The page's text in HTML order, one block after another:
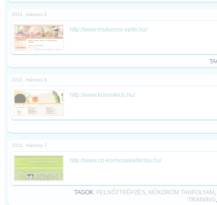
2011. március 6
http://www.mukorom-epito.hu/
2011. március 6
http://www.koromklub.hu/
2011. március 7
http://www.cn-kormosakademia.hu/
TAGOK: FELNŐTTKÉPZÉS, MŰKÖRÖM TANFOLYAM ,
TRAINING